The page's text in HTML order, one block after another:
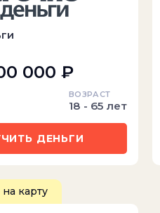
000 ₽
ВОЗРАСТ
18 - 65 лет
ДЕНЬГИ
карту